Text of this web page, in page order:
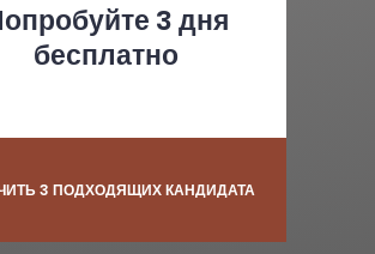
3 дня
бесплатно
3 ПОДХОДЯЩИХ КАНДИДАТА